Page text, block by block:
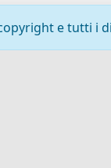
e tutti i